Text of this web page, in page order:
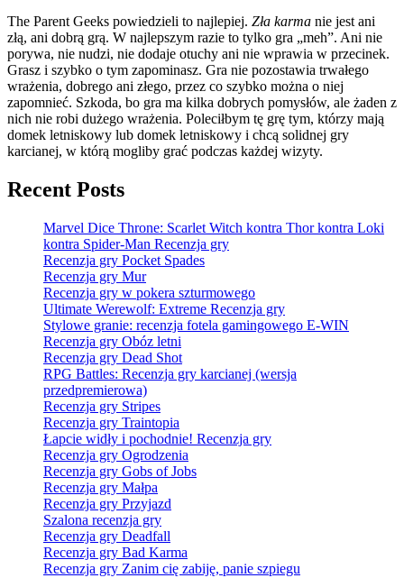
The Parent Geeks powiedzieli to najlepiej. Zła karma nie jest ani
złą, ani dobrą grą. W najlepszym razie to tylko gra „meh”. Ani nie
porywa, nie nudzi, nie dodaje otuchy ani nie wprawia w przecinek.
Grasz i szybko o tym zapominasz. Gra nie pozostawia trwałego
wrażenia, dobrego ani złego, przez co szybko można o niej
zapomnieć. Szkoda, bo gra ma kilka dobrych pomysłów, ale żaden z
nich nie robi dużego wrażenia. Poleciłbym tę grę tym, którzy mają
domek letniskowy lub domek letniskowy i chcą solidnej gry
karcianej, w którą mogliby grać podczas każdej wizyty.
Recent Posts
Marvel Dice Throne: Scarlet Witch kontra Thor kontra Loki
kontra Spider-Man Recenzja gry
Recenzja gry Pocket Spades
Recenzja gry Mur
Recenzja gry w pokera szturmowego
Ultimate Werewolf: Extreme Recenzja gry
Stylowe granie: recenzja fotela gamingowego E-WIN
Recenzja gry Obóz letni
Recenzja gry Dead Shot
RPG Battles: Recenzja gry karcianej (wersja
przedpremierowa)
Recenzja gry Stripes
Recenzja gry Traintopia
Łapcie widły i pochodnie! Recenzja gry
Recenzja gry Ogrodzenia
Recenzja gry Gobs of Jobs
Recenzja gry Małpa
Recenzja gry Przyjazd
Szalona recenzja gry
Recenzja gry Deadfall
Recenzja gry Bad Karma
Recenzja gry Zanim cię zabiję, panie szpiegu